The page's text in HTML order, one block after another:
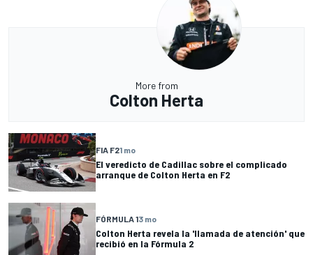
More from
Colton Herta
FIA F21 mo
El veredicto de Cadillac sobre el complicado
arranque de Colton Herta en F2
FÓRMULA 13 mo
Colton Herta revela la 'llamada de atención' que
recibió en la Fórmula 2